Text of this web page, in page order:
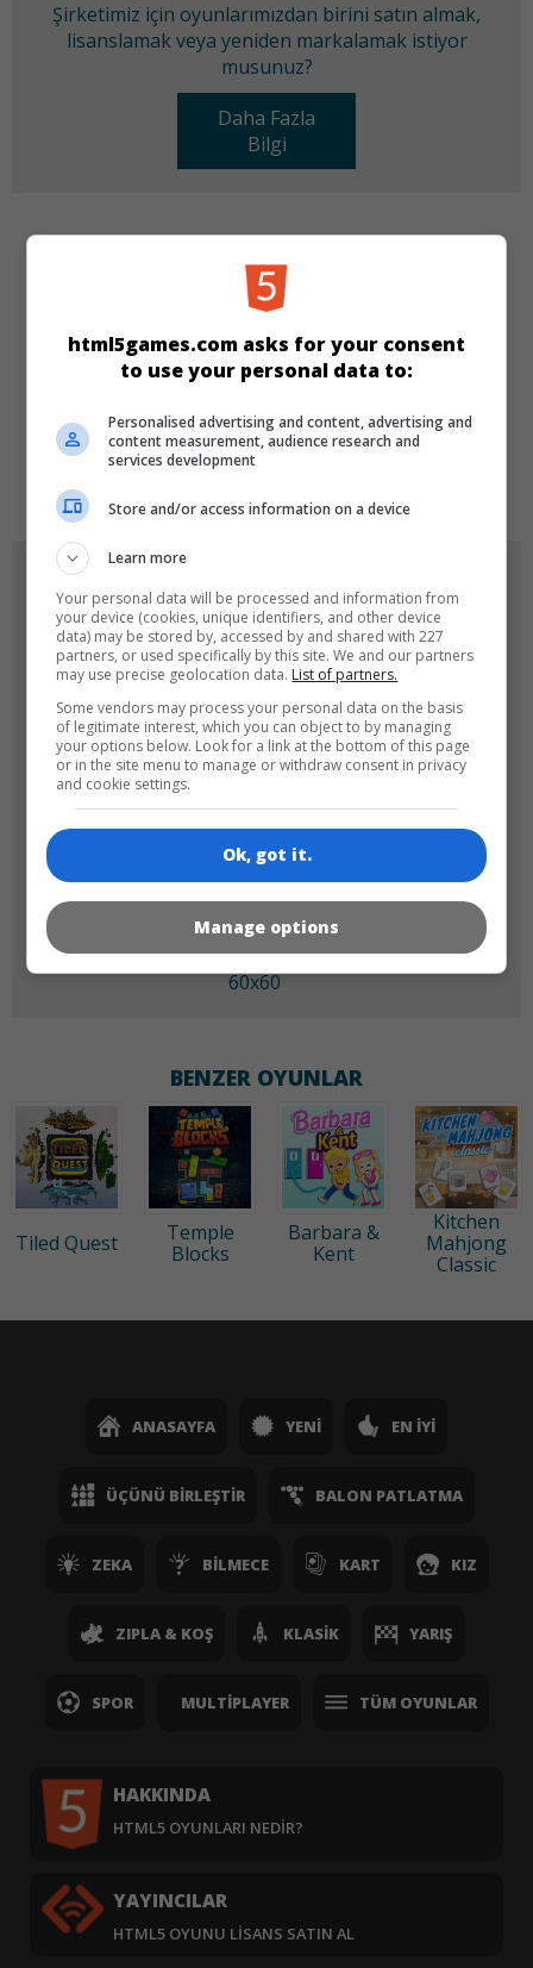
Şirketimiz için oyunlarımızdan birini satın almak,
lisanslamak veya yeniden markalamak istiyor
musunuz?
Daha Fazla
Bilgi
DILLER
de
180x180
60x60
BENZER OYUNLAR
Tiled Quest
Temple
Blocks
Barbara &
Kent
Kitchen
Mahjong
Classic
ANASAYFA YENI EN İYI
ÜÇÜNÜ BIRLEŞTIR BALON PATLATMA
ZEKA BILMECE KART KIZ
ZIPLA & KOŞ KLASIK YARIŞ
SPOR MULTIPLAYER TÜM OYUNLAR
HAKKINDA
HTML5 OYUNLARI NEDIR?
YAYINCILAR
HTML5 OYUNU LISANS SATIN AL
html5games.com asks for your consent
to use your personal data to:
Personalised advertising and content, advertising and
content measurement, audience research and
services development
Store and/or access information on a device
Learn more
Your personal data will be processed and information from
your device (cookies, unique identifiers, and other device
data) may be stored by, accessed by and shared with 227
partners, or used specifically by this site. We and our partners
may use precise geolocation data. List of partners.
Some vendors may process your personal data on the basis
of legitimate interest, which you can object to by managing
your options below. Look for a link at the bottom of this page
or in the site menu to manage or withdraw consent in privacy
and cookie settings.
Ok, got it.
Manage options